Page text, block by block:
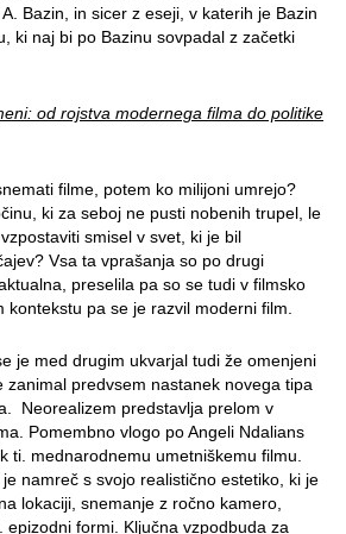
Bazin, in sicer z eseji, v katerih je Bazin
ki naj bi po Bazinu sovpadal z začetki
od rojstva modernega filma do politike
filme, potem ko milijoni umrejo?
ki za seboj ne pusti nobenih trupel, le
smisel v svet, ki je bil
Vsa ta vprašanja so po drugi
preselila pa so se tudi v filmsko
kontekstu pa se je razvil moderni film.
je med drugim ukvarjal tudi že omenjeni
zanimal predvsem nastanek novega tipa
Neorealizem predstavlja prelom v
Pomembno vlogo po Angeli Ndalians
ti. mednarodnemu umetniškemu filmu.
namreč s svojo realistično estetiko, ki je
lokaciji, snemanje z ročno kamero,
epizodni formi. Ključna vzpodbuda za